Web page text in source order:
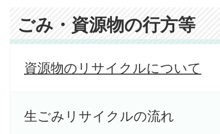
ごみ・資源物の行方等
資源物のリサイクルについて
生ごみリサイクルの流れ